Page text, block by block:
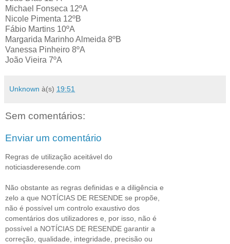
Michael Fonseca 12ºA
Nicole Pimenta 12ºB
Fábio Martins 10ºA
Margarida Marinho Almeida 8ºB
Vanessa Pinheiro 8ºA
João Vieira 7ºA
Unknown à(s) 19:51
Sem comentários:
Enviar um comentário
Regras de utilização aceitável do
noticiasderesende.com
Não obstante as regras definidas e a diligência e
zelo a que NOTÍCIAS DE RESENDE se propõe,
não é possível um controlo exaustivo dos
comentários dos utilizadores e, por isso, não é
possível a NOTÍCIAS DE RESENDE garantir a
correção, qualidade, integridade, precisão ou